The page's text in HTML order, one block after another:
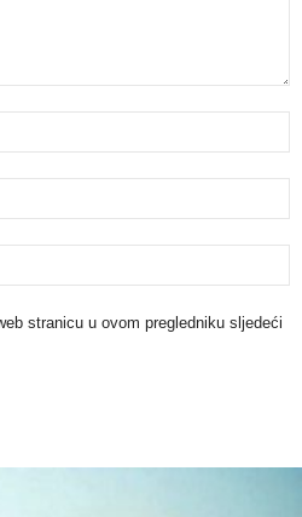
stranicu u ovom pregledniku sljedeći